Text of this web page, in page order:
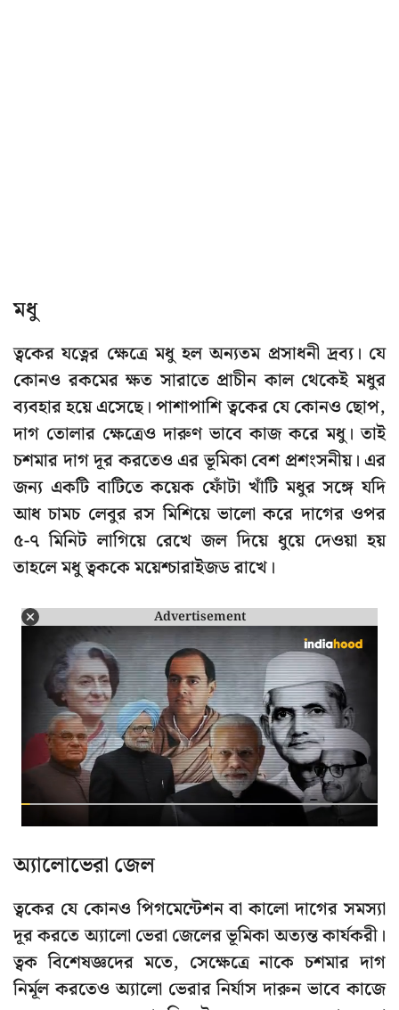
মধু
ত্বকের যত্নের ক্ষেত্রে মধু হল অন্যতম প্রসাধনী দ্রব্য। যে
কোনও রকমের ক্ষত সারাতে প্রাচীন কাল থেকেই মধুর
ব্যবহার হয়ে এসেছে। পাশাপাশি ত্বকের যে কোনও ছোপ,
দাগ তোলার ক্ষেত্রেও দারুণ ভাবে কাজ করে মধু। তাই
চশমার দাগ দূর করতেও এর ভূমিকা বেশ প্রশংসনীয়। এর
জন্য একটি বাটিতে কয়েক ফোঁটা খাঁটি মধুর সঙ্গে যদি
আধ চামচ লেবুর রস মিশিয়ে ভালো করে দাগের ওপর
৫-৭ মিনিট লাগিয়ে রেখে জল দিয়ে ধুয়ে দেওয়া হয়
তাহলে মধু ত্বককে ময়েশ্চারাইজড রাখে।
Advertisement
অ্যালোভেরা জেল
ত্বকের যে কোনও পিগমেন্টেশন বা কালো দাগের সমস্যা
দূর করতে অ্যালো ভেরা জেলের ভূমিকা অত্যন্ত কার্যকরী।
ত্বক বিশেষজ্ঞদের মতে, সেক্ষেত্রে নাকে চশমার দাগ
নির্মূল করতেও অ্যালো ভেরার নির্যাস দারুন ভাবে কাজে